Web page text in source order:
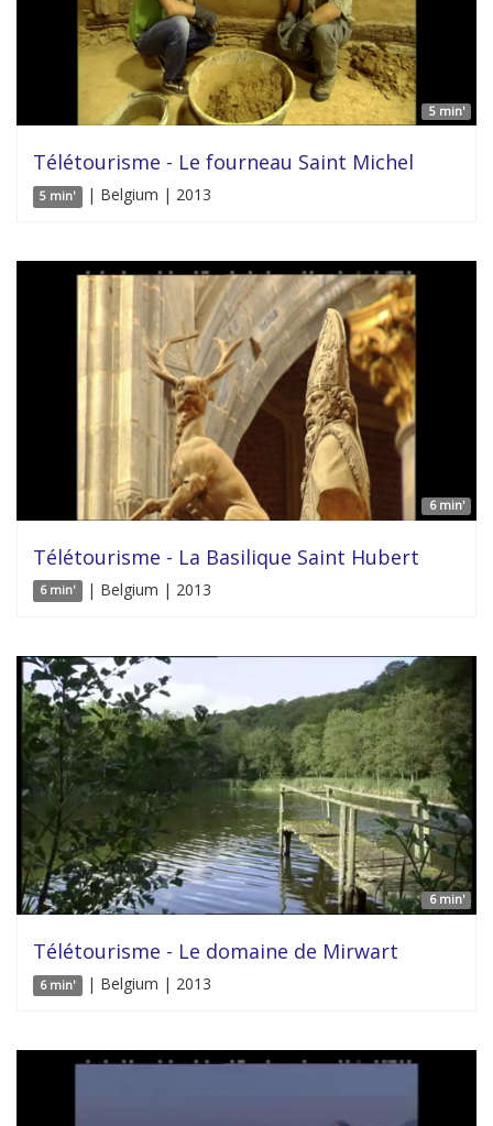
5 min'
Télétourisme - Le fourneau Saint Michel
5 min' | Belgium | 2013
6 min'
Télétourisme - La Basilique Saint Hubert
6 min' | Belgium | 2013
6 min'
Télétourisme - Le domaine de Mirwart
6 min' | Belgium | 2013